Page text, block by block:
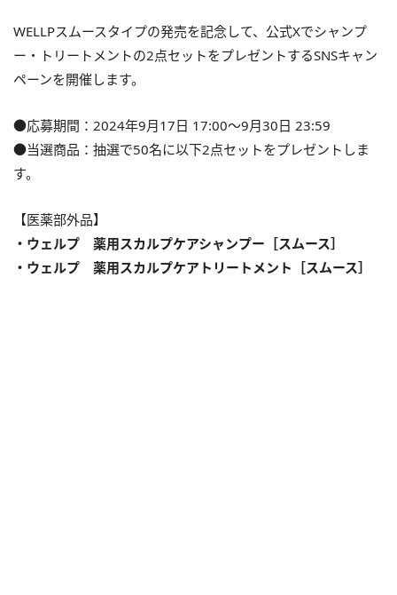
WELLPスムースタイプの発売を記念して、公式Xでシャンプ
ー・トリートメントの2点セットをプレゼントするSNSキャン
ペーンを開催します。
●応募期間：2024年9月17日 17︎:00〜9月30日 23:59
●当選商品：抽選で50名に以下2点セットをプレゼントしま
す。
【医薬部外品】
・ウェルプ 薬用スカルプケアシャンプー［スムース］
・ウェルプ 薬用スカルプケアトリートメント［スムース］